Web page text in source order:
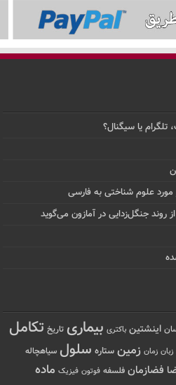
یا سیگنال؟
علوم شناختی به فارسی
روند جنگل‌زدایی در آمازون می‌گوید
اینشتین باکتری بیماری تاریخ تکامل
زبان زمان زمین ستاره سلول سیاهچاله
فضازمان فلسفه فوتون فیزیک ماده